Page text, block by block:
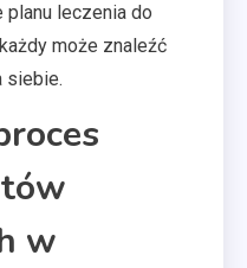
leczenia do
może znaleźć
siebie.
w